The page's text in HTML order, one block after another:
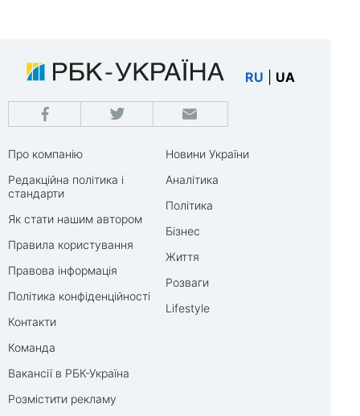
RU UA
Про компанію
Редакційна політика і
стандарти
Як стати нашим автором
Правила користування
Правова інформація
Політика конфіденційності
Контакти
Команда
Вакансії в РБК-Україна
Розмістити рекламу
Новини України
Аналітика
Політика
Бізнес
Життя
Розваги
Lifestyle